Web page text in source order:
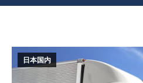
日本国内